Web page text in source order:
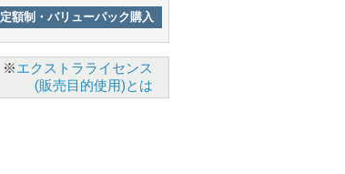
定額制・バリューパック購入
※エクストラライセンス
(販売目的使用)とは